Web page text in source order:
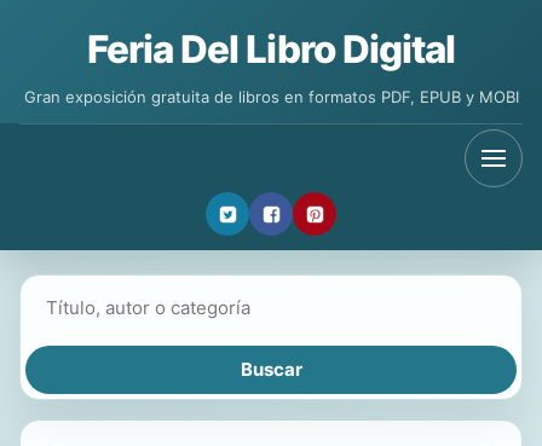
Feria Del Libro Digital
Gran exposición gratuita de libros en formatos PDF, EPUB y MOBI